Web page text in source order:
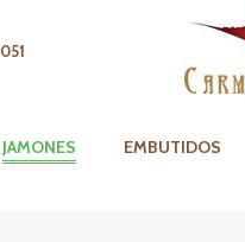
JAMONES EMBUTIDOS